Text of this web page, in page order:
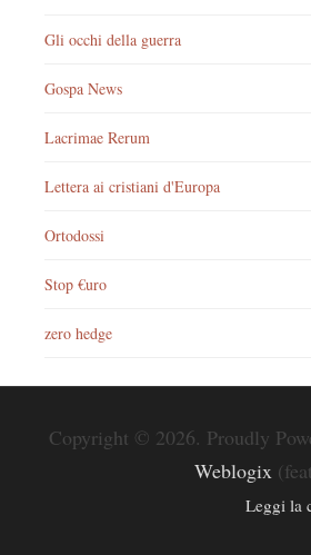
Gli occhi della guerra
Gospa News
Lacrimae Rerum
Lettera ai cristiani d'Europa
Ortodossi
Stop €uro
zero hedge
Copyright © 2026. Proudly
Weblogix
Leggi la